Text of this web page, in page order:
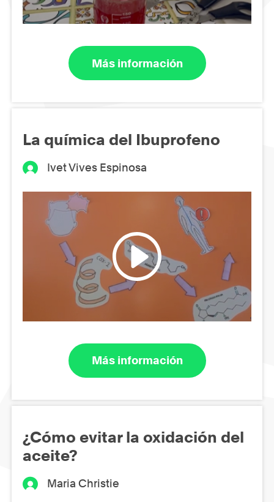
Más información
La química del Ibuprofeno
Ivet Vives Espinosa
Más información
¿Cómo evitar la oxidación del
aceite?
Maria Christie